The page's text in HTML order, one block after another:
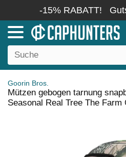
-15% RABATT!
Goorin Bros.
Mützen gebogen tarnung
Seasonal Real Tree The Farm